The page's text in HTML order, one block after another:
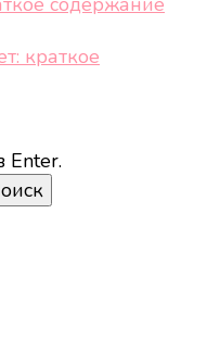
краткое
Enter.